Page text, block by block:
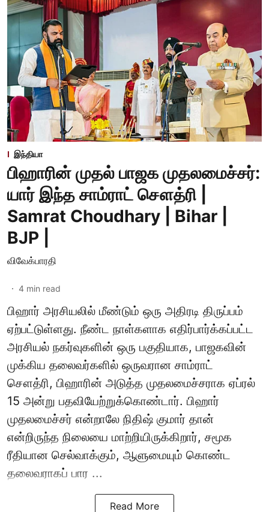
இந்தியா
பிஹாரின் முதல் பாஜக முதலமைச்சர்:
யார் இந்த சாம்ராட் சௌத்ரி |
Samrat Choudhary | Bihar |
BJP |
விவேக்பாரதி
4 min read
பிஹார் அரசியலில் மீண்டும் ஒரு அதிரடி திருப்பம்
ஏற்பட்டுள்ளது. நீண்ட நாள்களாக எதிர்பார்க்கப்பட்ட
அரசியல் நகர்வுகளின் ஒரு பகுதியாக, பாஜகவின்
முக்கிய தலைவர்களில் ஒருவரான சாம்ராட்
சௌத்ரி, பிஹாரின் அடுத்த முதலமைச்சராக ஏப்ரல்
15 அன்று பதவியேற்றுக்கொண்டார். பிஹார்
முதலமைச்சர் என்றாலே நிதிஷ் குமார் தான்
என்றிருந்த நிலையை மாற்றியிருக்கிறார், சமூக
ரீதியான செல்வாக்கும், ஆளுமையும் கொண்ட
தலைவராகப் பார ...
Read More